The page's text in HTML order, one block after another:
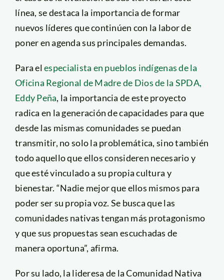
línea, se destaca la importancia de formar
nuevos líderes que continúen con la labor de
poner en agenda sus principales demandas.
Para elespecialista en pueblos indígenas de la
Oficina Regional de Madre de Dios de la SPDA,
Eddy Peña, la importancia de este proyecto
radica en la generación de capacidades para que
desde las mismas comunidades se puedan
transmitir, no solo la problemática, sino también
todo aquello que ellos consideren necesario y
que esté vinculado a su propia cultura y
bienestar. “Nadie mejor que ellos mismos para
poder ser su propia voz. Se busca que las
comunidades nativas tengan más protagonismo
y que sus propuestas sean escuchadas de
manera oportuna”, afirma.
Por su lado, la lideresa de la Comunidad Nativa